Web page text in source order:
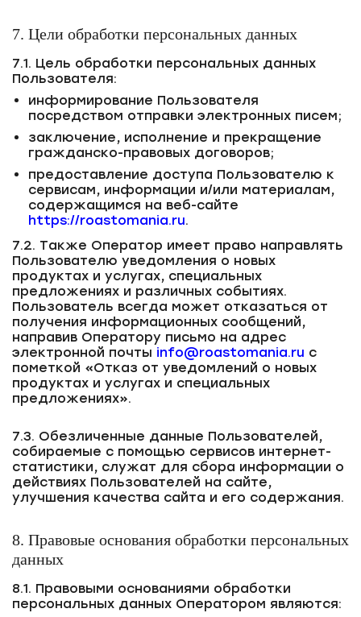
7. Цели обработки персональных данных
7.1. Цель обработки персональных данных
Пользователя:
информирование Пользователя
посредством отправки электронных писем;
заключение, исполнение и прекращение
гражданско-правовых договоров;
предоставление доступа Пользователю к
сервисам, информации и/или материалам,
содержащимся на веб-сайте
https://roastomania.ru.
7.2. Также Оператор имеет право направлять
Пользователю уведомления о новых
продуктах и услугах, специальных
предложениях и различных событиях.
Пользователь всегда может отказаться от
получения информационных сообщений,
направив Оператору письмо на адрес
электронной почты info@roastomania.ru с
пометкой «Отказ от уведомлений о новых
продуктах и услугах и специальных
предложениях».
7.3. Обезличенные данные Пользователей,
собираемые с помощью сервисов интернет-
статистики, служат для сбора информации о
действиях Пользователей на сайте,
улучшения качества сайта и его содержания.
8. Правовые основания обработки персональных
данных
8.1. Правовыми основаниями обработки
персональных данных Оператором являются: